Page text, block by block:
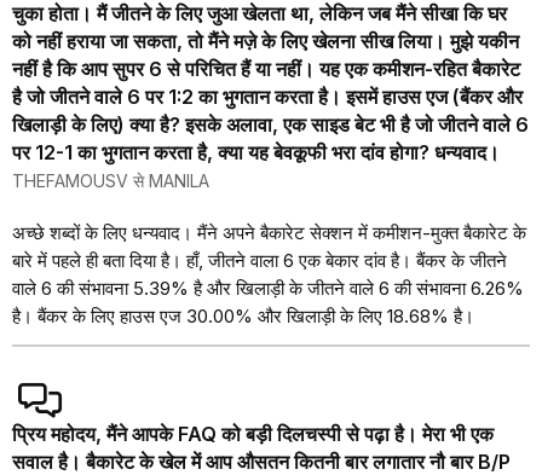
चुका होता। मैं जीतने के लिए जुआ खेलता था, लेकिन जब मैंने सीखा कि घर
को नहीं हराया जा सकता, तो मैंने मज़े के लिए खेलना सीख लिया। मुझे यकीन
नहीं है कि आप सुपर 6 से परिचित हैं या नहीं। यह एक कमीशन-रहित बैकारेट
है जो जीतने वाले 6 पर 1:2 का भुगतान करता है। इसमें हाउस एज (बैंकर और
खिलाड़ी के लिए) क्या है? इसके अलावा, एक साइड बेट भी है जो जीतने वाले 6
पर 12-1 का भुगतान करता है, क्या यह बेवकूफी भरा दांव होगा? धन्यवाद।
THEFAMOUSV से MANILA
अच्छे शब्दों के लिए धन्यवाद। मैंने अपने बैकारेट सेक्शन में कमीशन-मुक्त बैकारेट के
बारे में पहले ही बता दिया है। हाँ, जीतने वाला 6 एक बेकार दांव है। बैंकर के जीतने
वाले 6 की संभावना 5.39% है और खिलाड़ी के जीतने वाले 6 की संभावना 6.26%
है। बैंकर के लिए हाउस एज 30.00% और खिलाड़ी के लिए 18.68% है।
प्रिय महोदय, मैंने आपके FAQ को बड़ी दिलचस्पी से पढ़ा है। मेरा भी एक
सवाल है। बैकारेट के खेल में आप औसतन कितनी बार लगातार नौ बार B/P